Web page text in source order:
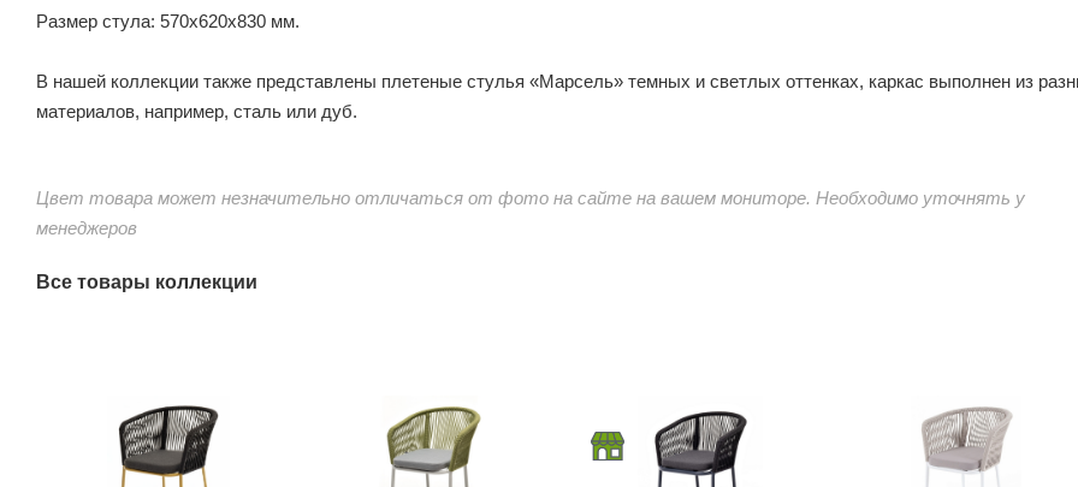
Размер стула: 570х620х830 мм.
В нашей коллекции также представлены плетеные стулья «Марсель» темных и светлых оттенках, каркас выполнен из
материалов, например, сталь или дуб.
Цвет товара может незначительно отличаться от фото на сайте на вашем мониторе. Необходимо уточнять у
менеджеров
Все товары коллекции